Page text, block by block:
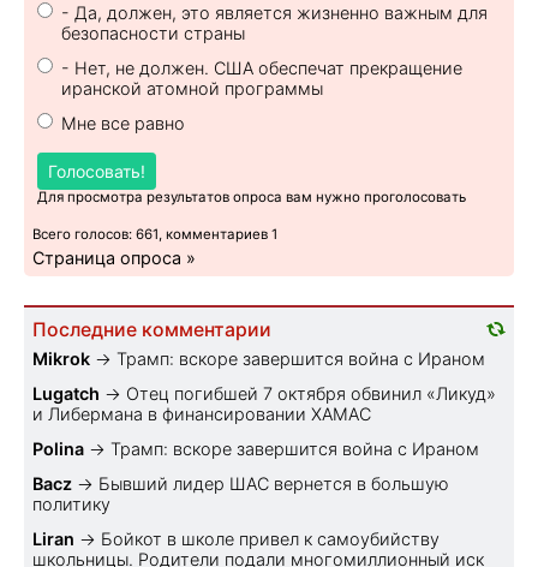
- Да, должен, это является жизненно важным для
безопасности страны
- Нет, не должен. США обеспечат прекращение
иранской атомной программы
Мне все равно
Голосовать!
Для просмотра результатов опроса вам нужно проголосовать
Всего голосов: 661, комментариев 1
Страница опроса »
Последние комментарии
Mikrok → Трамп: вскоре завершится война с Ираном
Lugatch → Отец погибшей 7 октября обвинил «Ликуд»
и Либермана в финансировании ХАМАС
Polina → Трамп: вскоре завершится война с Ираном
Bacz → Бывший лидер ШАС вернется в большую
политику
Liran → Бойкот в школе привел к самоубийству
школьницы. Родители подали многомиллионный иск